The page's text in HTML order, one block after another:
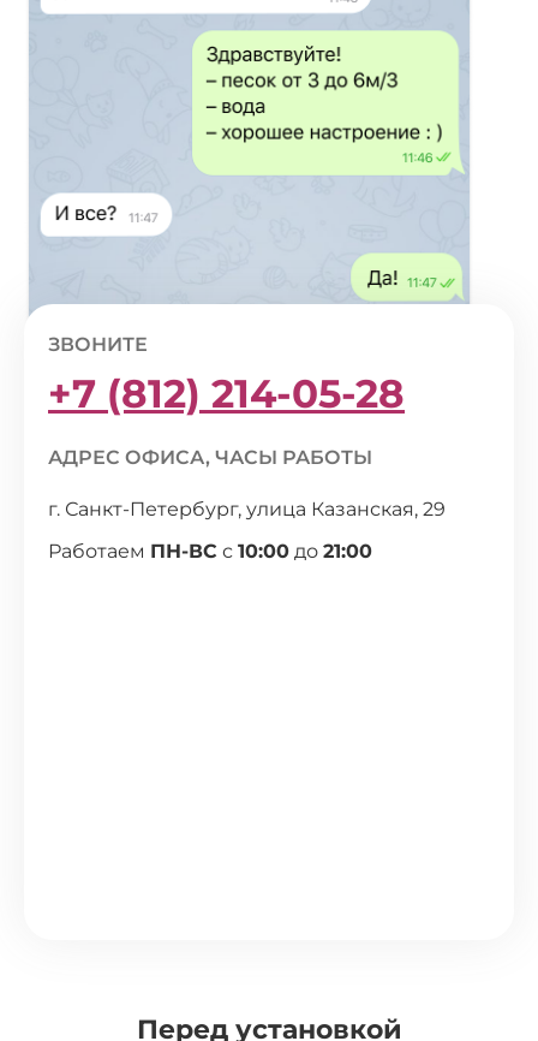
ЗВОНИТЕ
+7 (812) 214-05-28
АДРЕС ОФИСА, ЧАСЫ РАБОТЫ
г. Санкт-Петербург, улица Казанская, 29
Работаем ПН-ВС с 10:00 до 21:00
Перед установкой